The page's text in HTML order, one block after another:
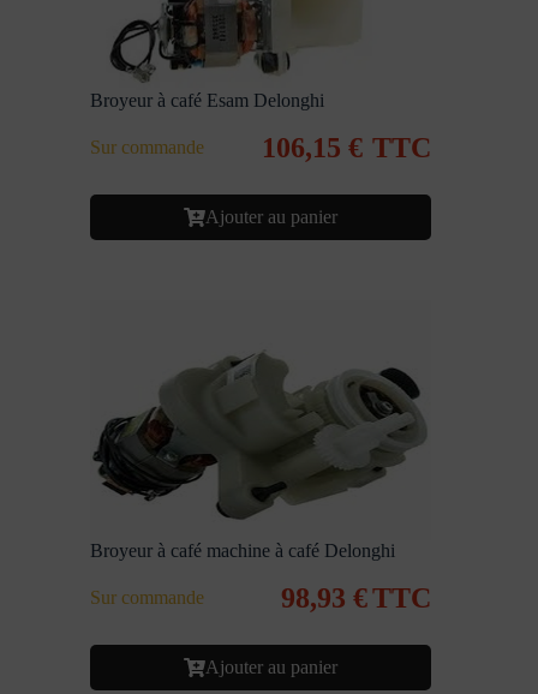
Broyeur à café Esam Delonghi
Sur commande 106,15 € TTC
Ajouter au panier
Broyeur à café machine à café Delonghi
Sur commande 98,93 €TTC
Ajouter au panier